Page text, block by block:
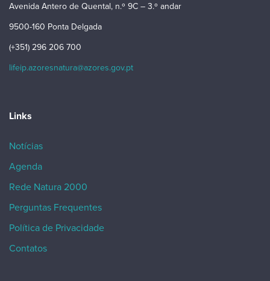
Avenida Antero de Quental, n.º 9C – 3.º andar
9500-160 Ponta Delgada
(+351) 296 206 700
lifeip.azoresnatura@azores.gov.pt
Links
Notícias
Agenda
Rede Natura 2000
Perguntas Frequentes
Política de Privacidade
Contatos